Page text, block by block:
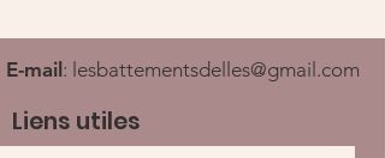
E-mail : lesbattementsdelles@gmail.com
Liens utiles